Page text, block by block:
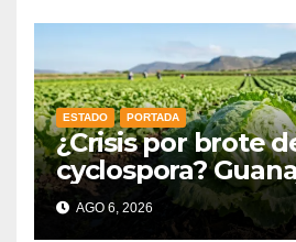
ESTADO PORTADA
¿Crisis por brote
cyclospora?
mantiene intactas
exportaciones
AGO 6, 2026